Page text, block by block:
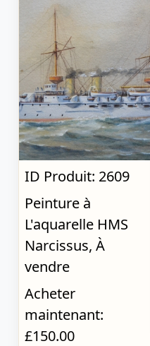
ID Produit: 2609
Peinture à
L'aquarelle HMS
Narcissus, À
vendre
Acheter
maintenant:
£150.00